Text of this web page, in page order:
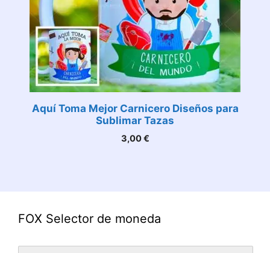
Aquí Toma Mejor Carnicero Diseños para
Sublimar Tazas
3,00€
FOX Selector de moneda